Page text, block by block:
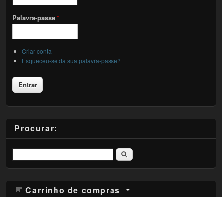
Palavra-passe*
Criar conta
Esqueceu-se da sua palavra-passe?
Procurar:
Pesquisar
Carrinho de compras